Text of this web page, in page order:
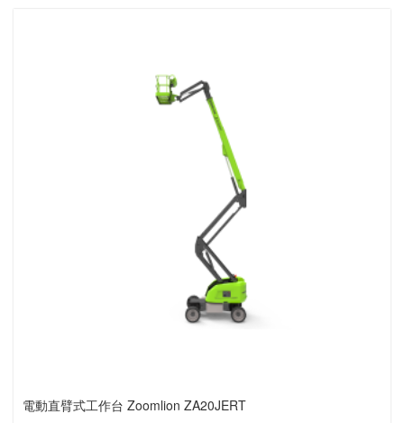
電動直臂式工作台 Zoomlion ZA20JERT